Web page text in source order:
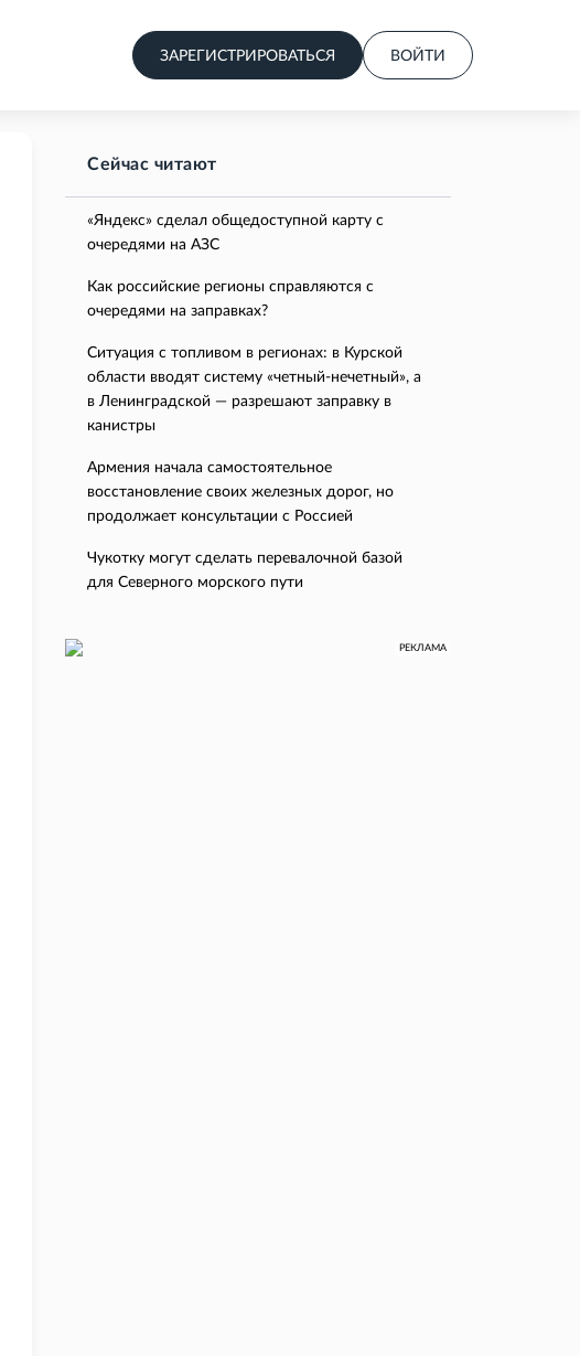
ЗАРЕГИСТРИРОВАТЬСЯ ВОЙТИ
Сейчас читают
«Яндекс» сделал общедоступной карту с
очередями на АЗС
Как российские регионы справляются с
очередями на заправках?
Ситуация с топливом в регионах: в Курской
области вводят систему «четный-нечетный», а
в Ленинградской — разрешают заправку в
канистры
Армения начала самостоятельное
восстановление своих железных дорог, но
продолжает консультации с Россией
Чукотку могут сделать перевалочной базой
для Северного морского пути
РЕКЛАМА